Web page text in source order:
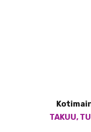
TAKUU,